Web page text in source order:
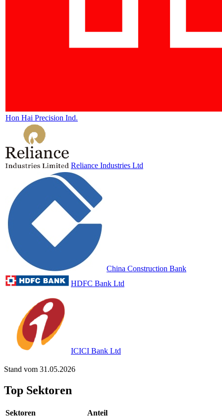
Hon Hai Precision Ind.
Reliance Industries Ltd
China Construction Bank
HDFC Bank Ltd
ICICI Bank Ltd
Stand vom 31.05.2026
Top Sektoren
Sektoren Anteil